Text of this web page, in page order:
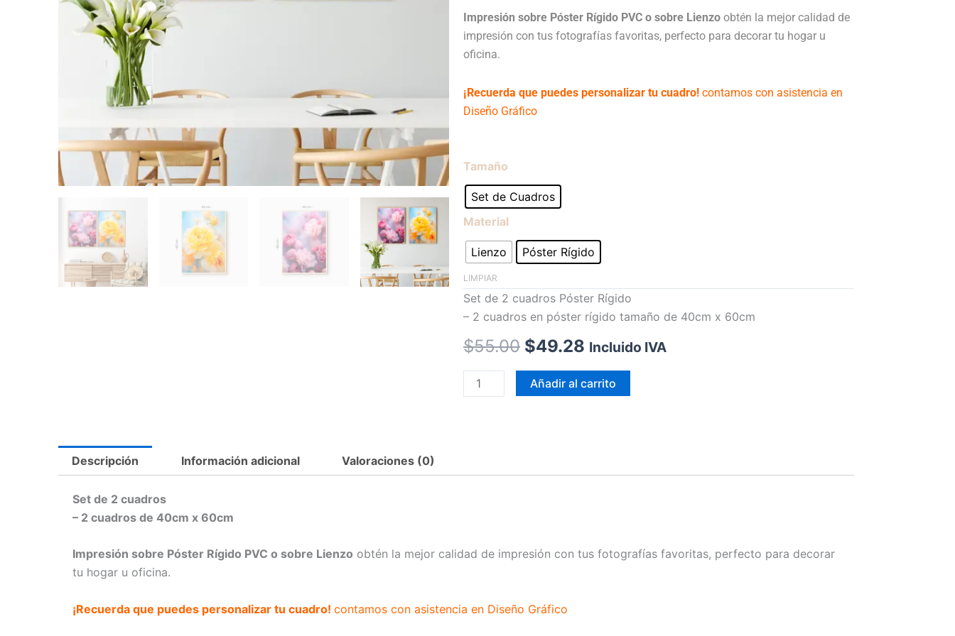
Impresión sobre Póster Rígido PVC o sobre Lienzo obtén la mejor calidad de
impresión con tus fotografías favoritas, perfecto para decorar tu hogar u
oficina.
¡Recuerda que puedes personalizar tu cuadro! contamos con asistencia en
Diseño Gráfico
Tamaño
Set de Cuadros
Material
Lienzo Póster Rígido
LIMPIAR
Set de 2 cuadros Póster Rígido
– 2 cuadros en póster rígido tamaño de 40cm x 60cm
$55.00
precio
original
$55.00.
$49.28
$49.28.
Incluido IVA
Cuadro
o
Póster
Rígido
Decorativo
Set
Flores
cantidad
Añadir al carrito
Descripción Información adicional Valoraciones (0)
Set de 2 cuadros
– 2 cuadros de 40cm x 60cm
Impresión sobre Póster Rígido PVC o sobre Lienzo obtén la mejor calidad de impresión con tus fotografías favoritas, perfecto para decorar
tu hogar u oficina.
¡Recuerda que puedes personalizar tu cuadro! contamos con asistencia en Diseño Gráfico